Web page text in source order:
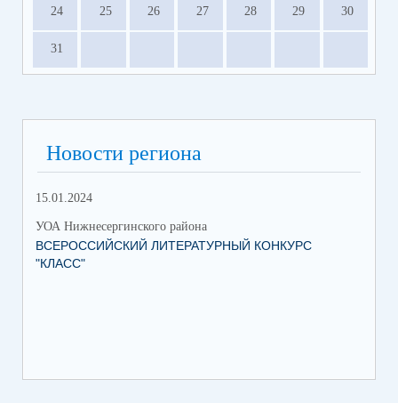
24 25 26 27 28 29 30
31
Новости региона
15.01.2024
УОА Нижнесергинского района
ВСЕРОССИЙСКИЙ ЛИТЕРАТУРНЫЙ КОНКУРС
"КЛАСС"